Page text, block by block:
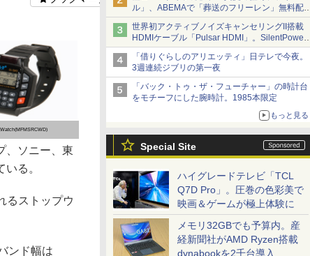
ル」、ABEMAで「葬送のフリーレン」無料配
など。夏の特番・配信情報
世界初アクティブノイズキャンセリングII搭載
HDMIケーブル「Pulsar HDMI」。SilentPower
から
「借りぐらしのアリエッティ」日テレで今夜。
3週連続ジブリの第一夜
「バック・トゥ・ザ・フューチャー」の時計台
をモチーフにした腕時計。1985本限定
もっと見る
Special Site
ハイグレードテレビ「TCL
Q7D Pro」。圧巻の色彩美で
映画＆ゲームが極上体験に
メモリ32GBでも予算内。産
経新聞社がAMD Ryzen搭載
dynabookを2千台導入
、ソニー、東
る。
るストップウ
ンド幅は